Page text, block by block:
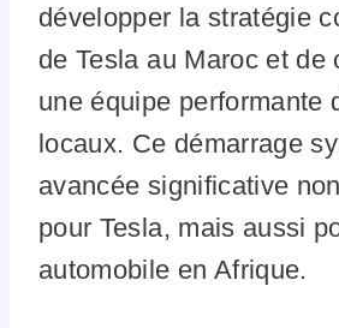
développer la stratégie
de Tesla au Maroc et de
une équipe performante
locaux. Ce démarrage
avancée significative
pour Tesla, mais aussi
automobile en Afrique.